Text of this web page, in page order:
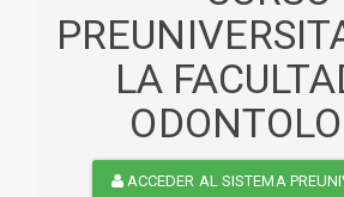
LA
ACCEDER AL SISTEMA